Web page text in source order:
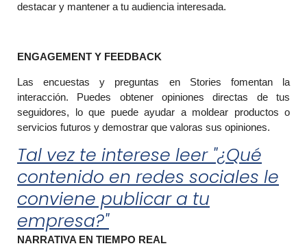
destacar y mantener a tu audiencia interesada.
ENGAGEMENT Y FEEDBACK
Las encuestas y preguntas en Stories fomentan la
interacción. Puedes obtener opiniones directas de tus
seguidores, lo que puede ayudar a moldear productos o
servicios futuros y demostrar que valoras sus opiniones.
Tal vez te interese leer "¿Qué
contenido en redes sociales le
conviene publicar a tu
empresa?"
NARRATIVA EN TIEMPO REAL